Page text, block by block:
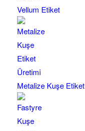
Vellum Etiket
Metalize Kuşe Etiket